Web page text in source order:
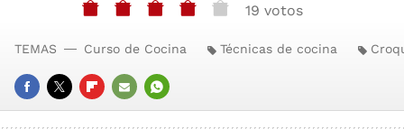
19 votos
FACEBOOK
TWITTERFLIPBOARD
E-
WHATSAPP
TEMAS Curso de Cocina Técnicas de cocina